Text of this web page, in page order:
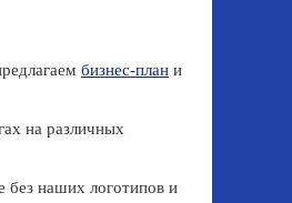
бизнес-план и
на различных
без наших логотипов и